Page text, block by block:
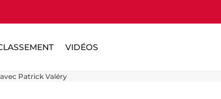
VIDÉOS
Patrick Valéry